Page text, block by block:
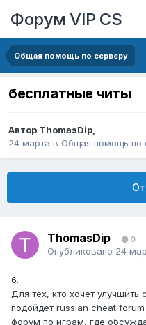
Форум VIP CS
Общая помощь по серверу
бесплатные читы
Автор ThomasDip,
24 марта в Общая помощь по
ThomasDip 0
Опубликовано 24
6.
Для тех, кто хочет улучшить
подойдет russian cheat
форум по играм, где